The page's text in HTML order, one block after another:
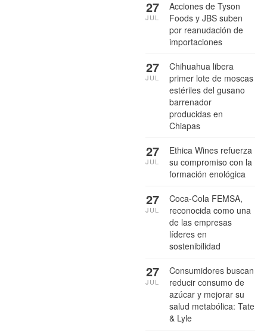
Acciones de Tyson
Foods y JBS suben
por reanudación de
importaciones
27
JUL
Chihuahua libera
primer lote de moscas
estériles del gusano
barrenador
producidas en
Chiapas
27
JUL
Ethica Wines refuerza
su compromiso con la
formación enológica
27
JUL
Coca-Cola FEMSA,
reconocida como una
de las empresas
líderes en
sostenibilidad
27
JUL
Consumidores buscan
reducir consumo de
azúcar y mejorar su
salud metabólica: Tate
& Lyle
27
JUL